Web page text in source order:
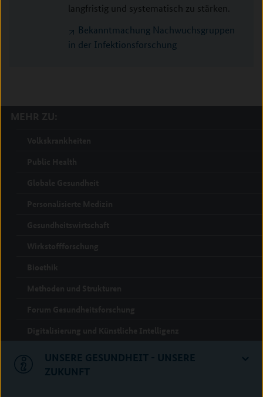
langfristig und systematisch zu stärken.
Bekanntmachung Nachwuchsgruppen
in der Infektionsforschung
UNSERE GESUNDHEIT - UNSERE
ZUKUNFT